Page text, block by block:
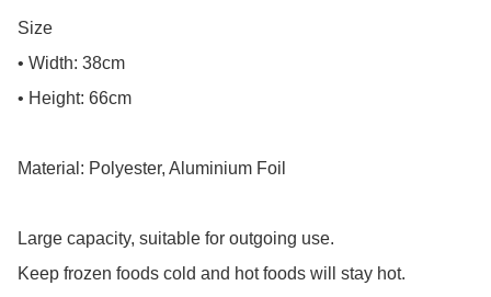
Size
• Width: 38cm
• Height: 66cm
Material: Polyester, Aluminium Foil
Large capacity, suitable for outgoing use.
Keep frozen foods cold and hot foods will stay hot.